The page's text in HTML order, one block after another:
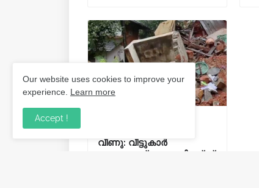
വീണു: വീട്ടുകാർ
രക്ഷപ്പെട്ടത് തലനാരിഴയ്ക്ക്.
Our website uses cookies to improve your
experience. Learn more
Accept !